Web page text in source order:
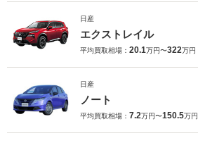
日産
エクストレイル
平均買取相場： 20.1万円〜322万円
日産
ノート
平均買取相場： 7.2万円〜150.5万円